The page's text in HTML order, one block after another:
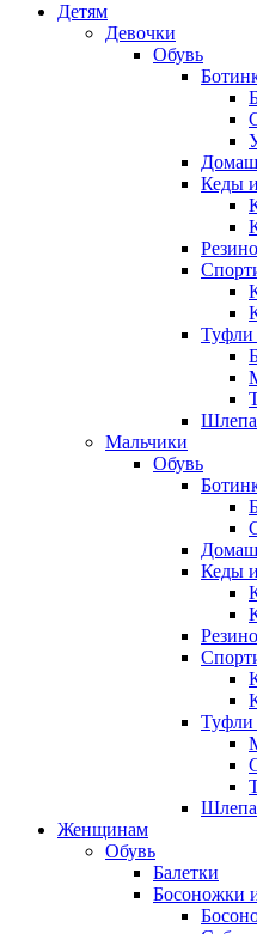
Детям
Девочки
Обувь
Кеды
Туфли
Мальчики
Обувь
Кеды
Туфли
Женщинам
Обувь
Балетки
Босоножки